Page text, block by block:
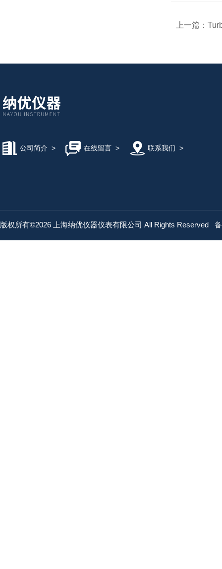
上一篇：
公司简介 > 在线留言> 联系我们 >
版权所有©2026 上海纳优仪器仪表有限公司 All Rights Reserved